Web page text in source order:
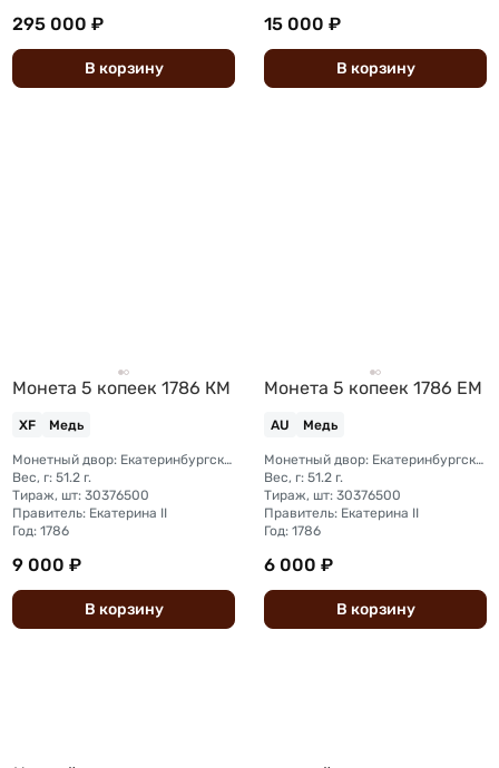
295 000 ₽
В корзину
15 000 ₽
В корзину
Монета 5 копеек 1786 КМ
XF Медь
Монетный двор: Екатеринбургский монетный двор
Вес, г: 51.2 г.
Тираж, шт: 30376500
Правитель: Екатерина II
Год: 1786
9 000 ₽
В корзину
Монета 5 копеек 1786 ЕМ
AU Медь
Монетный двор: Екатеринбургский монетный двор
Вес, г: 51.2 г.
Тираж, шт: 30376500
Правитель: Екатерина II
Год: 1786
6 000 ₽
В корзину